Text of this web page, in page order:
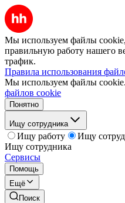
Мы используем файлы
правильную работу нашего
трафик.
Правила использования
Мы используем файлы cookie.
файлов cookie
Понятно
Ищу сотрудника
Ищу работу
Ищу
Ищу сотрудника
Сервисы
Помощь
Ещё
Поиск